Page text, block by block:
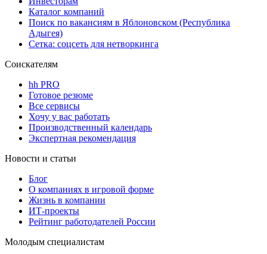
Каталог компаний
Поиск по вакансиям в Яблоновском (Республика
Адыгея)
Сетка: соцсеть для нетворкинга
Соискателям
hh PRO
Готовое резюме
Все сервисы
Хочу у вас работать
Производственный календарь
Экспертная рекомендация
Новости и статьи
Блог
О компаниях в игровой форме
Жизнь в компании
ИТ-проекты
Рейтинг работодателей России
Молодым специалистам